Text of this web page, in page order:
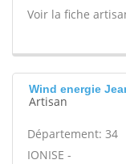
Voir la fiche
Wind energie
Artisan
Département: 34
IONISE -